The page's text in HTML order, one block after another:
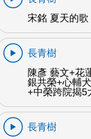
宋銘 夏天的歌
長青樹
陳彥 藝文+花
銀共榮+心輔
+中榮跨院揭5
長青樹